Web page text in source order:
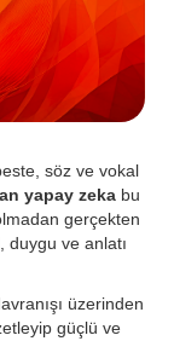
söz ve vokal
yapay zeka bu
gerçekten
duygu ve anlatı
üzerinden
güçlü ve